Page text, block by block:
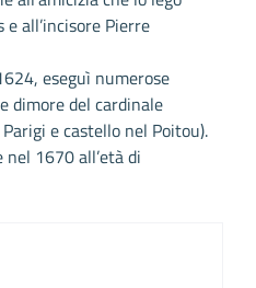
e all’incisore Pierre
eseguì numerose
dimore del cardinale
e castello nel Poitou).
1670 all’età di